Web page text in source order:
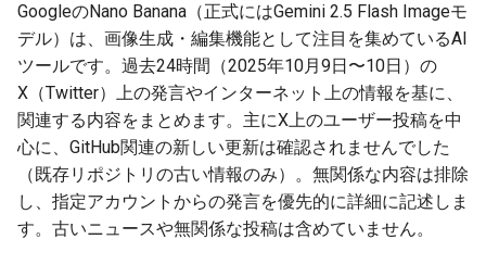
e
a
r
c
2026-07-09
2026-07-08
2026-07-07
2026-07-06
2026-07-05
2025-12-23
2025-12-22
2025-12-21
2025-12-20
2025-12-19
2026-07-09
2026-07-08
2026-07-07
2026-07-06
2026-07-05
2025-12-23
2025-12-22
2025-12-21
2025-12-20
2025-12-19
2026-05-10
2026-05-03
2026-04-26
2026-04-19
2026-04-15
2026-05-17
2026-05-10
2026-05-03
2026-04-26
2026-04-19
2025-11-09
2025-11-02
2025-10-26
2025-10-19
2025-10-12
2026-05-17
2026-05-10
2026-05-03
2026-04-26
2026-04-19
2026-05-17
2026-05-10
2026-05-03
2026-04-26
2026-04-19
2025-11-02
2025-10-26
2025-10-19
2025-10-12
2025-10-05
2026-07-09
2026-07-08
2026-07-07
2026-07-05
2026-07-04
2026-05-17
2026-05-10
2026-05-03
2026-04-26
2026-04-19
2025-11-02
2025-10-26
2025-10-19
2025-10-12
2025-10-05
2026-05-03
2026-04-26
2026-04-19
2026-04-12
2026-04-07
2026-07-08
2026-07-07
2026-07-06
2026-07-05
2026-07-04
2025-12-23
2025-12-22
2025-12-21
2025-12-20
2025-12-19
2026-05-17
2026-05-10
2026-05-03
2026-04-26
2026-04-19
2026-07-08
2026-07-07
2026-07-06
2026-07-05
2026-07-04
2026-05-23
2026-05-19
2026-05-18
2026-05-19
2026-07-07
2026-07-06
2026-07-05
2026-07-04
2026-07-02
2026-05-17
2026-05-10
2026-05-03
2026-04-26
2026-04-19
GoogleのNano Banana（正式にはGemini 2.5 Flash Imageモ
デル）は、画像生成・編集機能として注目を集めているAI
ツールです。過去24時間（2025年10月9日〜10日）の
X（Twitter）上の発言やインターネット上の情報を基に、
関連する内容をまとめます。主にX上のユーザー投稿を中
心に、GitHub関連の新しい更新は確認されませんでした
（既存リポジトリの古い情報のみ）。無関係な内容は排除
し、指定アカウントからの発言を優先的に詳細に記述しま
す。古いニュースや無関係な投稿は含めていません。